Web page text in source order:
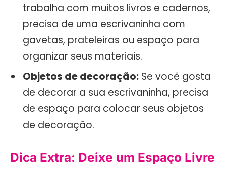
trabalha com muitos livros e cadernos,
precisa de uma escrivaninha com
gavetas, prateleiras ou espaço para
organizar seus materiais.
Objetos de decoração: Se você gosta
de decorar a sua escrivaninha, precisa
de espaço para colocar seus objetos
de decoração.
Dica Extra: Deixe um Espaço Livre